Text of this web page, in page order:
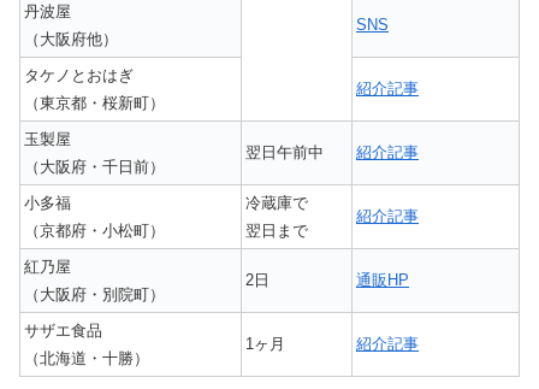
丹波屋
（大阪府他）
SNS
タケノとおはぎ
（東京都・桜新町）
紹介記事
玉製屋
（大阪府・千日前）
翌日午前中 紹介記事
小多福
（京都府・小松町）
冷蔵庫で
翌日まで
紹介記事
紅乃屋
（大阪府・別院町）
2日 通販HP
サザエ食品
（北海道・十勝）
1ヶ月 紹介記事